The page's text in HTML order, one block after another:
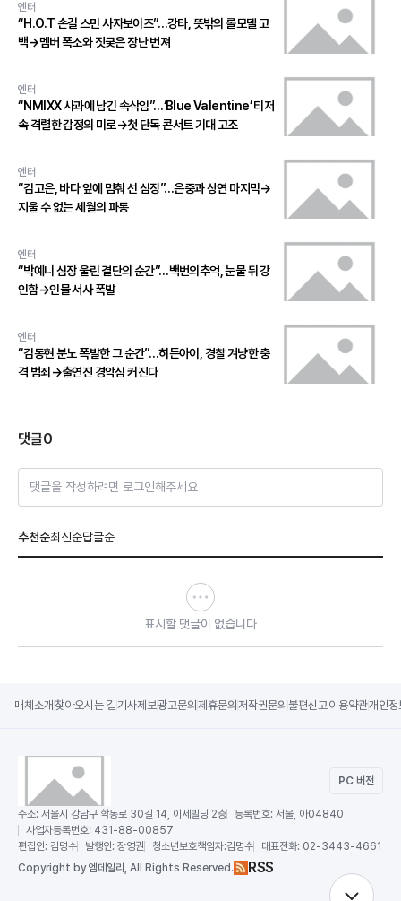
엔터
“H.O.T 손길 스민 사자보이즈”…강타, 뜻밖의 롤모델 고
백→멤버 폭소와 짓궂은 장난 번져
엔터
“NMIXX 사과에 남긴 속삭임”…‘Blue Valentine’ 티저
속 격렬한 감정의 미로→첫 단독 콘서트 기대 고조
엔터
“김고은, 바다 앞에 멈춰 선 심장”…은중과 상연 마지막→
지울 수 없는 세월의 파동
엔터
“박예니 심장 울린 결단의 순간”…백번의추억, 눈물 뒤 강
인함→인물 서사 폭발
엔터
“김동현 분노 폭발한 그 순간”…히든아이, 경찰 겨냥한 충
격 범죄→출연진 경악심 커진다
댓글0
댓글을 작성하려면 로그인해주세요
추천순최신순답글순
표시할 댓글이 없습니다
매체소개 찾아오시는 길기사제보광고문의 제휴문의 저작권문의 불편신고이용약관개인정
PC 버전
주소: 서울시 강남구 학동로 30길 14, 이세빌딩 2층 등록번호: 서울, 아04840
사업자등록번호: 431-88-00857
편집인: 김명수 발행인: 장영권 청소년보호책임자:김명수 대표전화: 02-3443-4661
Copyright by 엠데일리, All Rights Reserved. RSS